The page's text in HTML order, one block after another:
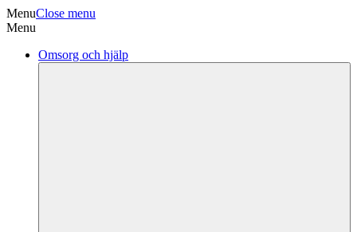
MenuClose menu
Menu
Omsorg och hjälp